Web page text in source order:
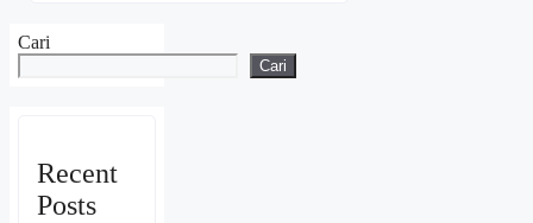
Cari
Cari
Recent
Posts